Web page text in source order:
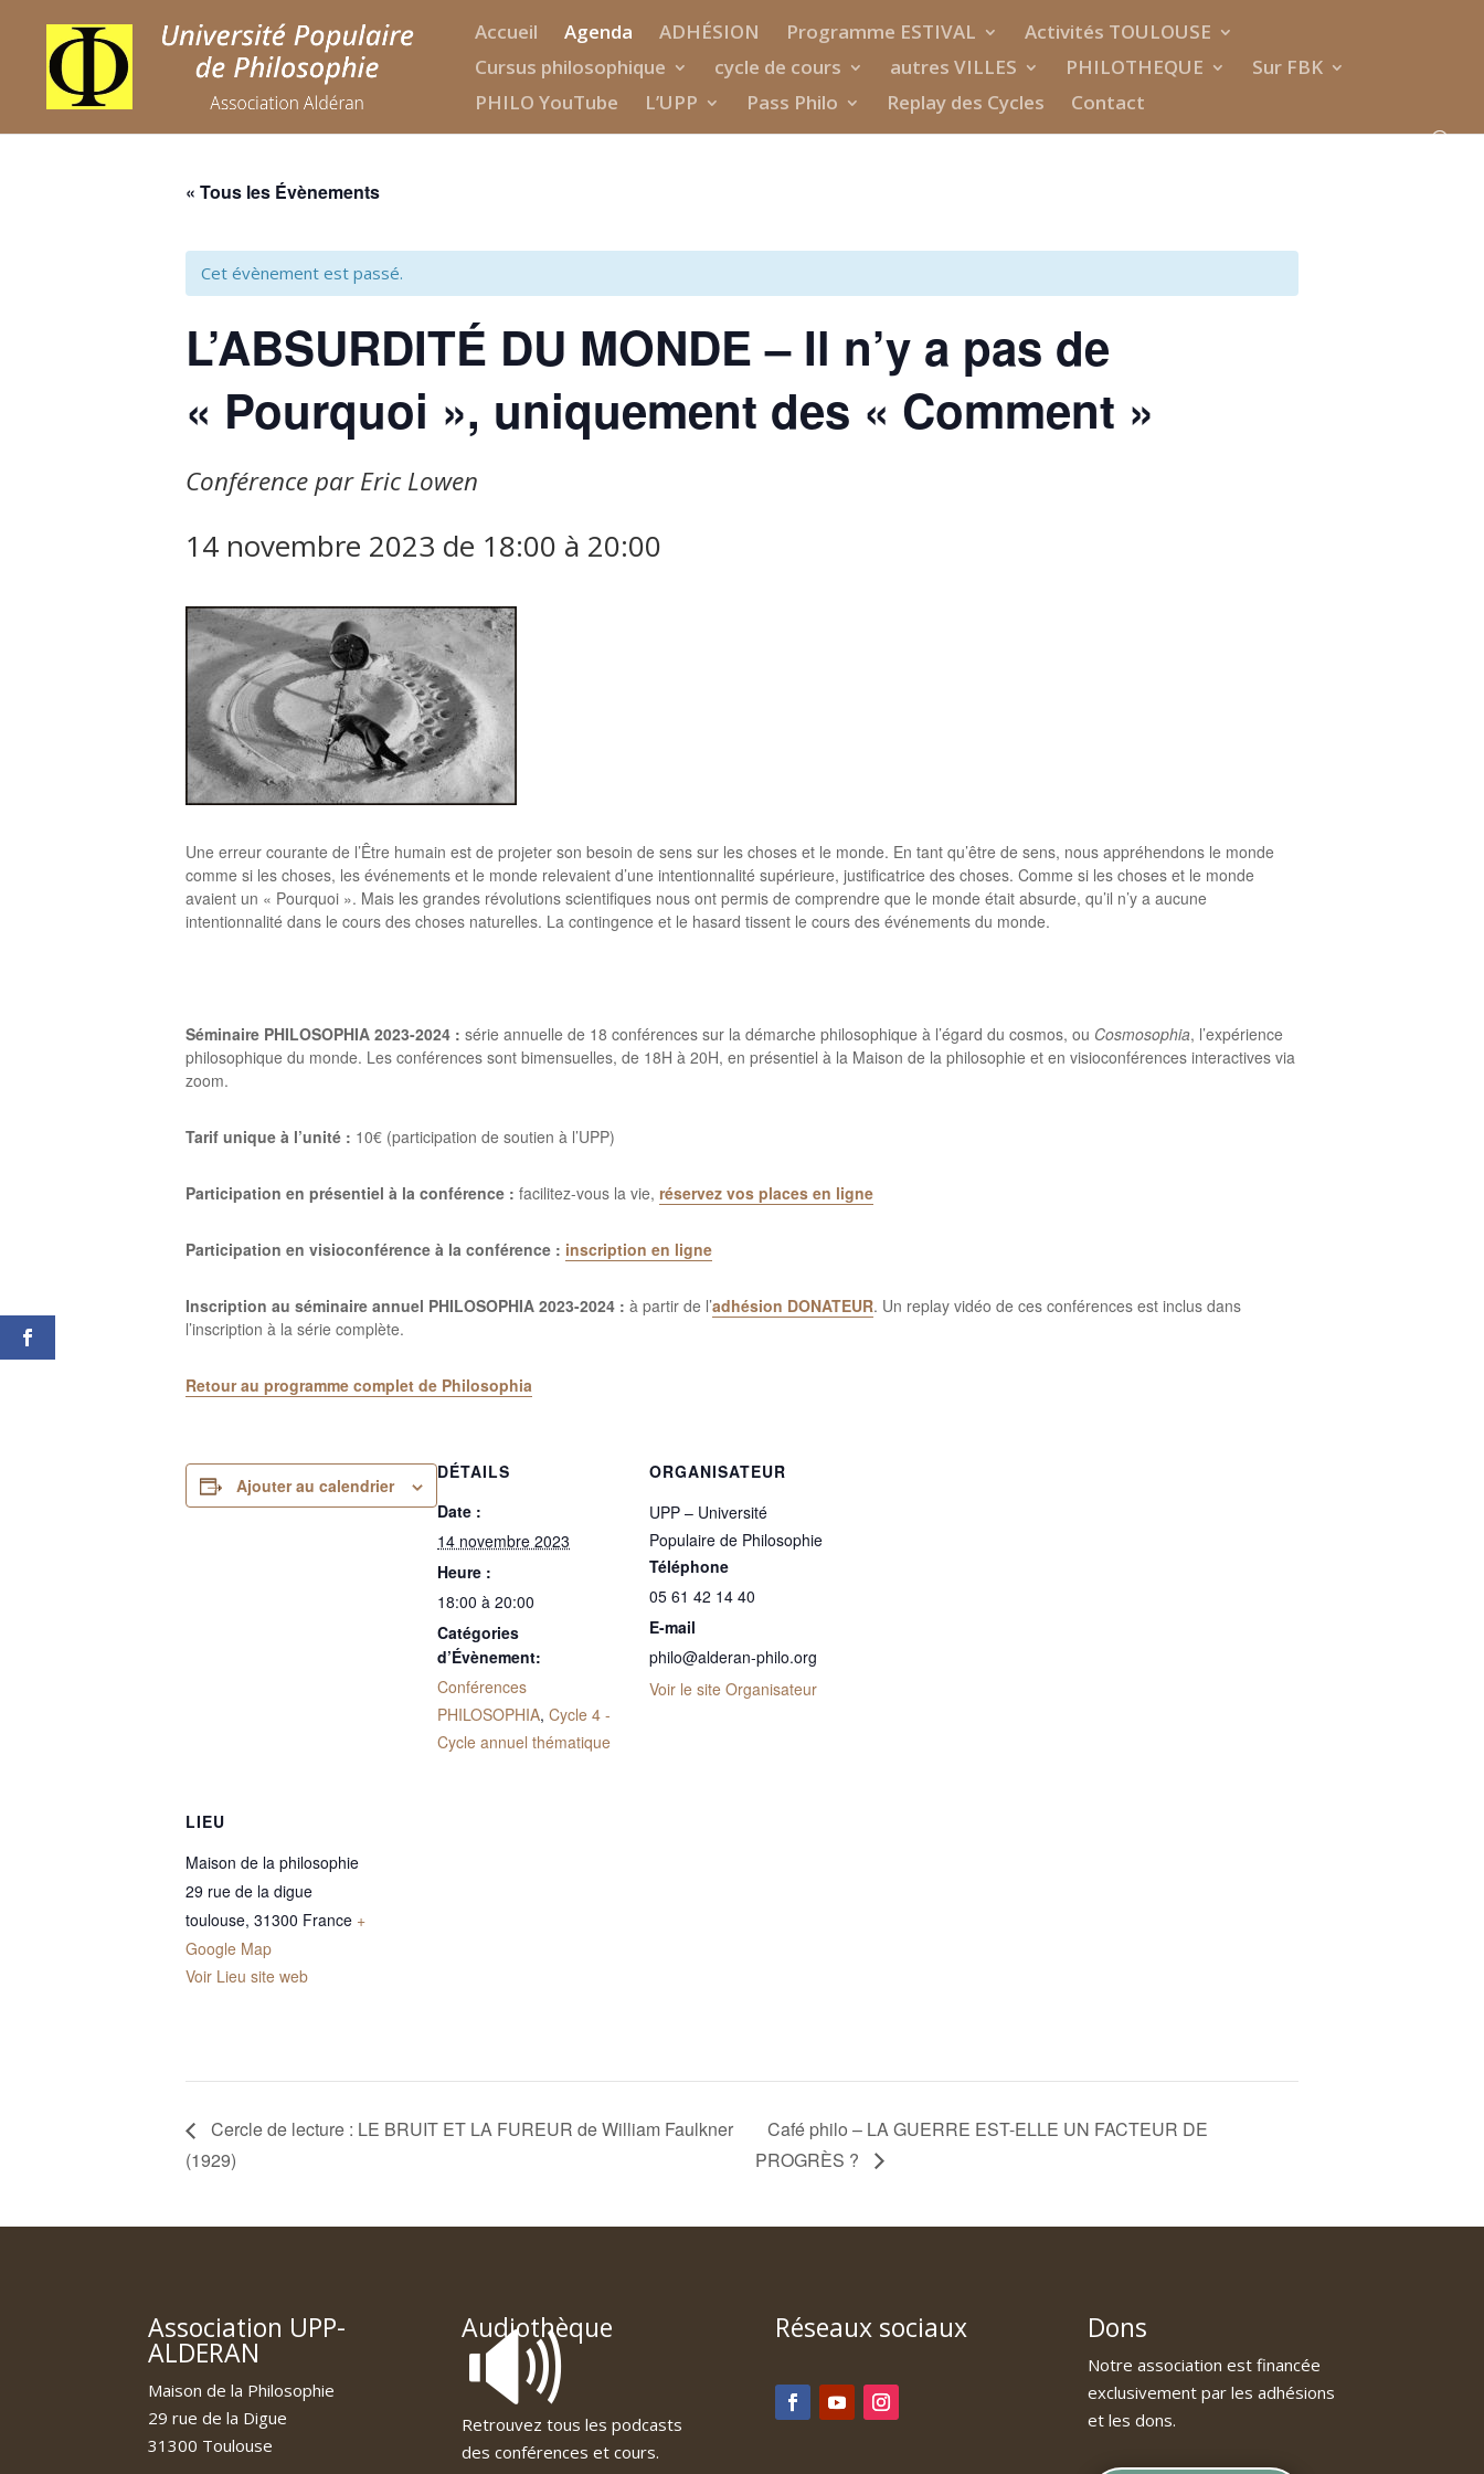
Accueil Agenda ADHÉSION Programme ESTIVAL
Activités TOULOUSE
Cursus philosophique
cycle de cours autres VILLES PHILOTHEQUE
Sur FBK
PHILO YouTube
L’UPP Pass Philo Replay des Cycles Contact
« Tous les Évènements
Cet évènement est passé.
L’ABSURDITÉ DU MONDE – Il n’y a pas de
« Pourquoi », uniquement des « Comment »
Conférence par Eric Lowen
14 novembre 2023 de 18:00 à 20:00
Une erreur courante de l’Être humain est de projeter son besoin de sens sur les choses et le monde. En tant qu’être de sens, nous appréhendons le monde
comme si les choses, les événements et le monde relevaient d’une intentionnalité supérieure, justificatrice des choses. Comme si les choses et le monde
avaient un « Pourquoi ». Mais les grandes révolutions scientifiques nous ont permis de comprendre que le monde était absurde, qu’il n’y a aucune
intentionnalité dans le cours des choses naturelles. La contingence et le hasard tissent le cours des événements du monde.
Séminaire PHILOSOPHIA 2023-2024 : série annuelle de 18 conférences sur la démarche philosophique à l’égard du cosmos, ou Cosmosophia, l’expérience
philosophique du monde. Les conférences sont bimensuelles, de 18H à 20H, en présentiel à la Maison de la philosophie et en visioconférences interactives via
zoom.
Tarif unique à l’unité : 10€ (participation de soutien à l’UPP)
Participation en présentiel à la conférence : facilitez-vous la vie, réservez vos places en ligne
Participation en visioconférence à la conférence : inscription en ligne
Inscription au séminaire annuel PHILOSOPHIA 2023-2024 : à partir de l’adhésion DONATEUR. Un replay vidéo de ces conférences est inclus dans
l’inscription à la série complète.
Retour au programme complet de Philosophia
Ajouter au calendrier
DÉTAILS
Date :
14 novembre 2023
Heure :
18:00 à 20:00
Catégories
d’Évènement:
Conférences
PHILOSOPHIA, Cycle 4 -
Cycle annuel thématique
ORGANISATEUR
UPP – Université
Populaire de Philosophie
Téléphone
05 61 42 14 40
E-mail
philo@alderan-philo.org
Voir le site Organisateur
LIEU
Maison de la philosophie
29 rue de la digue
toulouse, 31300 France +
Google Map
Voir Lieu site web
Cercle de lecture : LE BRUIT ET LA FUREUR de William Faulkner
(1929)
Café philo – LA GUERRE EST-ELLE UN FACTEUR DE
PROGRÈS ?
Association UPP-
ALDERAN
Maison de la Philosophie
29 rue de la Digue
31300 Toulouse
Audiothèque
🔊
Retrouvez tous les podcasts
des conférences et cours.
Réseaux sociaux Dons
Notre association est financée
exclusivement par les adhésions
et les dons.